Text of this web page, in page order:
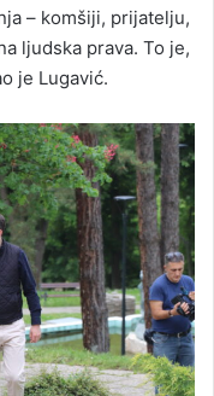
– komšiji, prijatelju,
ljudska prava. To je,
je Lugavić.